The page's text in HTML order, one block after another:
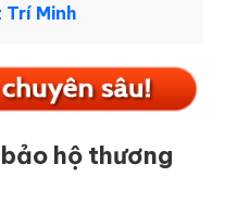
Minh
hộ thương